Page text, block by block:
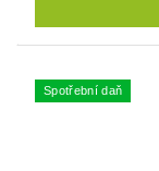
Spotřební daň